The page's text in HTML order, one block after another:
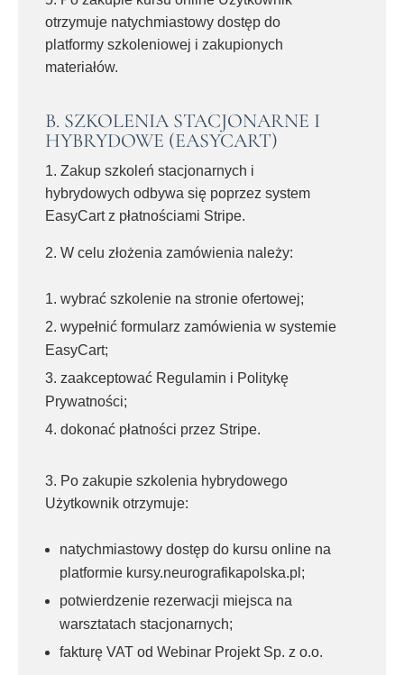
otrzymuje natychmiastowy dostęp do
platformy szkoleniowej i zakupionych
materiałów.
B. SZKOLENIA STACJONARNE I
HYBRYDOWE (EASYCART)
1. Zakup szkoleń stacjonarnych i
hybrydowych odbywa się poprzez system
EasyCart z płatnościami Stripe.
2. W celu złożenia zamówienia należy:
wybrać szkolenie na stronie ofertowej;
wypełnić formularz zamówienia w systemie
EasyCart;
zaakceptować Regulamin i Politykę
Prywatności;
dokonać płatności przez Stripe.
3. Po zakupie szkolenia hybrydowego
Użytkownik otrzymuje:
natychmiastowy dostęp do kursu online na
platformie kursy.neurografikapolska.pl;
potwierdzenie rezerwacji miejsca na
warsztatach stacjonarnych;
fakturę VAT od Webinar Projekt Sp. z o.o.